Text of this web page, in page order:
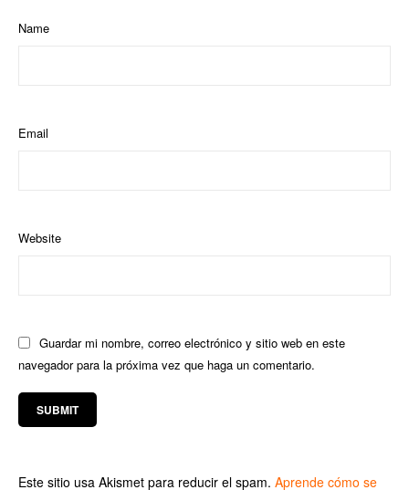
Name
Email
Website
Guardar mi nombre, correo electrónico y sitio web en este
navegador para la próxima vez que haga un comentario.
Este sitio usa Akismet para reducir el spam. Aprende cómo se